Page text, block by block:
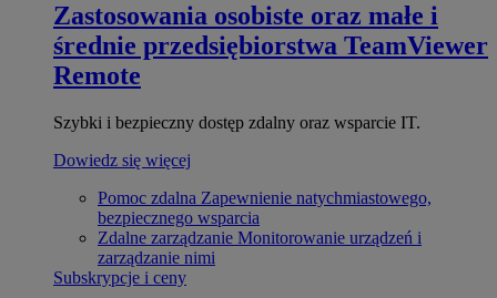
Zastosowania osobiste oraz małe i
średnie przedsiębiorstwa TeamViewer
Remote
Szybki i bezpieczny dostęp zdalny oraz wsparcie IT.
Dowiedz się więcej
Pomoc zdalna Zapewnienie natychmiastowego,
bezpiecznego wsparcia
Zdalne zarządzanie Monitorowanie urządzeń i
zarządzanie nimi
Subskrypcje i ceny